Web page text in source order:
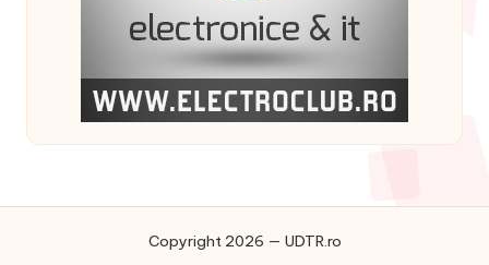
Copyright 2026 — UDTR.ro